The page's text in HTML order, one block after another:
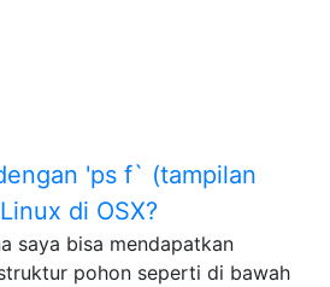
'ps f` (tampilan
di OSX?
saya bisa mendapatkan
pohon seperti di bawah